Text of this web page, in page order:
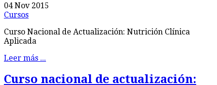
04 Nov 2015
Cursos
Curso Nacional de Actualización: Nutrición Clínica
Aplicada
Leer más ...
Curso nacional de actualización: